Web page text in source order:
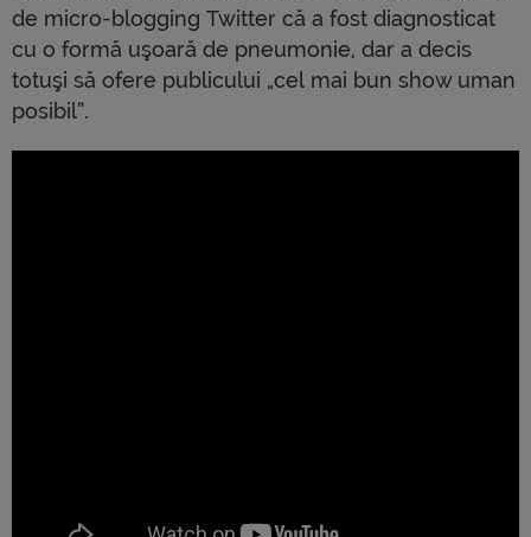
de micro-blogging Twitter că a fost diagnosticat
cu o formă uşoară de pneumonie, dar a decis
totuşi să ofere publicului „cel mai bun show uman
posibil”.